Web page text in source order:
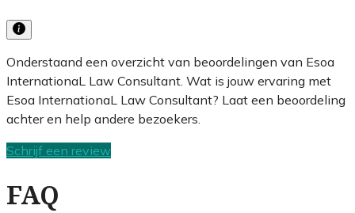
Onderstaand een overzicht van beoordelingen van Esoa
InternationaL Law Consultant. Wat is jouw ervaring met
Esoa InternationaL Law Consultant? Laat een beoordeling
achter en help andere bezoekers.
Schrijf een review
FAQ